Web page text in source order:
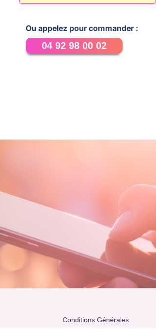
Ou appelez pour commander :
04 92 98 00 02
Conditions Générales